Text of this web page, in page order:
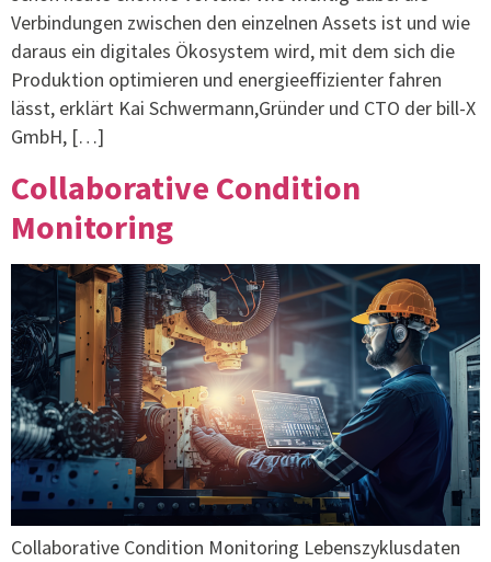
Verbindungen zwischen den einzelnen Assets ist und wie
daraus ein digitales Ökosystem wird, mit dem sich die
Produktion optimieren und energieeffizienter fahren
lässt, erklärt Kai Schwermann,Gründer und CTO der bill-X
GmbH, […]
Collaborative Condition
Monitoring
Collaborative Condition Monitoring Lebenszyklusdaten